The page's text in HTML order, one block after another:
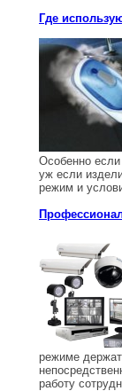
Где
Особенно
уж если
режим и
режиме
работу